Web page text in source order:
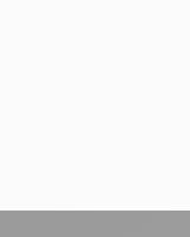
fenêtre)
(nouvelle
mail